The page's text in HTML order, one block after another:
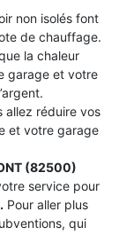
non isolés font
de chauffage.
la chaleur
garage et votre
allez réduire vos
et votre garage
(82500)
service pour
Pour aller plus
qui